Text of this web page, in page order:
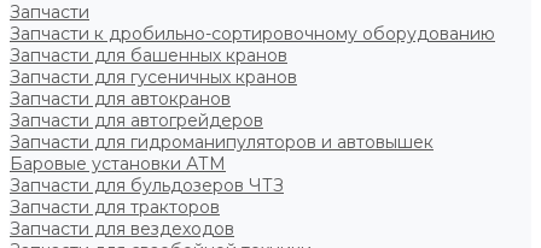
Запчасти
Запчасти к дробильно-сортировочному оборудованию
Запчасти для башенных кранов
Запчасти для гусеничных кранов
Запчасти для автокранов
Запчасти для автогрейдеров
Запчасти для гидроманипуляторов и автовышек
Баровые установки АТМ
Запчасти для бульдозеров ЧТЗ
Запчасти для тракторов
Запчасти для вездеходов